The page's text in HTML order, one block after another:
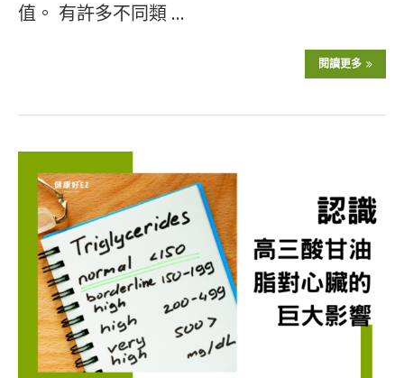
值。 有許多不同類 …
閱讀更多